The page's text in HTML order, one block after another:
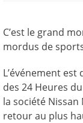
C’est le grand
mordus de
L’événement
des 24 Heures
la société
retour au plus